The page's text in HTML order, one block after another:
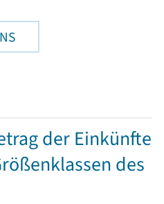
der Einkünfte
des